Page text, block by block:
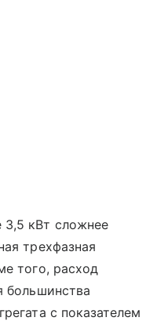
кВт сложнее
трехфазная
того, расход
большинства
с показателем